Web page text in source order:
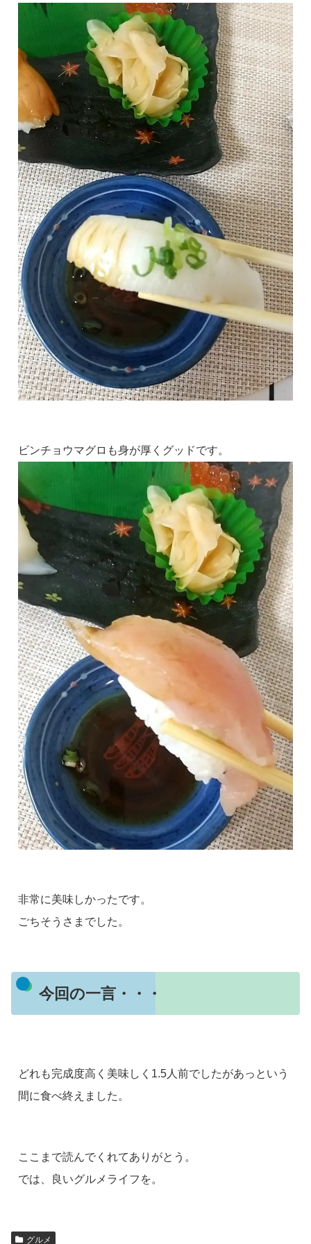
ビンチョウマグロも身が厚くグッドです。
非常に美味しかったです。
ごちそうさまでした。
今回の一言・・・
どれも完成度高く美味しく1.5人前でしたがあっという
間に食べ終えました。
ここまで読んでくれてありがとう。
では、良いグルメライフを。
グルメ